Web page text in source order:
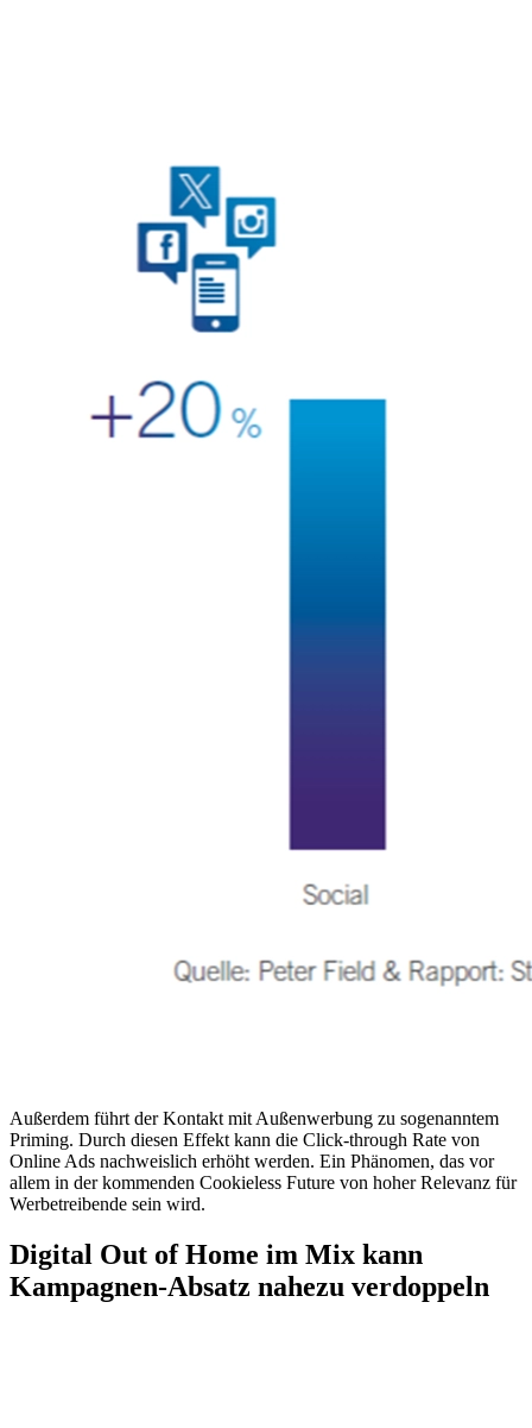
Außerdem führt der Kontakt mit Außenwerbung zu sogenanntem
Priming. Durch diesen Effekt kann die Click-through Rate von
Online Ads nachweislich erhöht werden. Ein Phänomen, das vor
allem in der kommenden Cookieless Future von hoher Relevanz für
Werbetreibende sein wird.
Digital Out of Home im Mix kann
Kampagnen-Absatz nahezu verdoppeln